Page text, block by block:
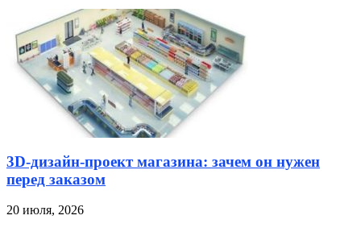
3D-дизайн-проект магазина: зачем он нужен
перед заказом
20 июля, 2026